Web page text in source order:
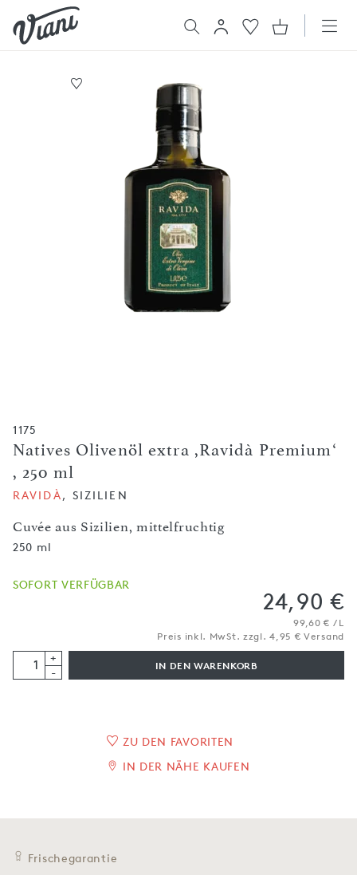
1175
Natives Olivenöl extra ,Ravidà Premium‘
, 250 ml
Cuvée aus Sizilien, mittelfruchtig
RAVIDÀ, SIZILIEN
250 ml
SOFORT VERFÜGBAR
24,90 €
99,60 € / L
Preis inkl. MwSt. zzgl. 4,95 € Versand
+
-
IN DEN WARENKORB
ZU DEN FAVORITEN
IN DER NÄHE KAUFEN
Frischegarantie